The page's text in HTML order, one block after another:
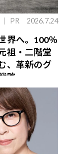
PR 2026.7.24
界へ。100％
祖・二階堂
、革新のグ
略